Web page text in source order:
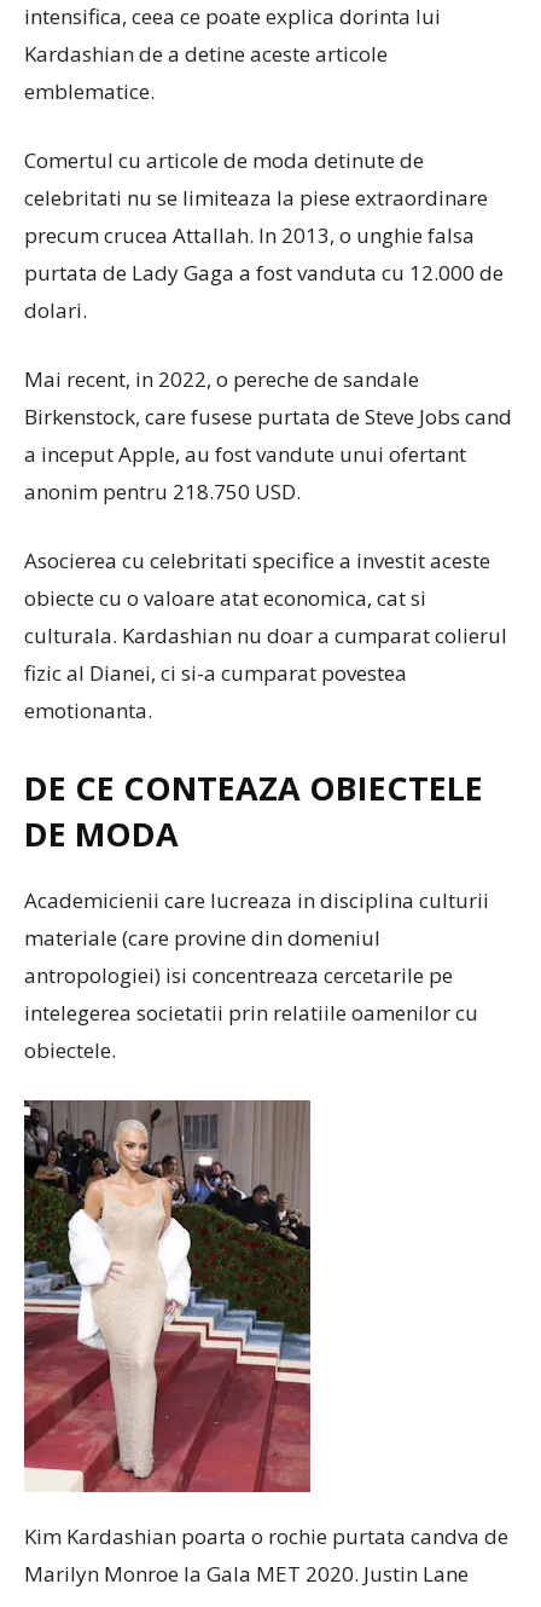
intensifica, ceea ce poate explica dorinta lui
Kardashian de a detine aceste articole
emblematice.
Comertul cu articole de moda detinute de
celebritati nu se limiteaza la piese extraordinare
precum crucea Attallah. In 2013, o unghie falsa
purtata de Lady Gaga a fost vanduta cu 12.000 de
dolari.
Mai recent, in 2022, o pereche de sandale
Birkenstock, care fusese purtata de Steve Jobs cand
a inceput Apple, au fost vandute unui ofertant
anonim pentru 218.750 USD.
Asocierea cu celebritati specifice a investit aceste
obiecte cu o valoare atat economica, cat si
culturala. Kardashian nu doar a cumparat colierul
fizic al Dianei, ci si-a cumparat povestea
emotionanta.
DE CE CONTEAZA OBIECTELE
DE MODA
Academicienii care lucreaza in disciplina culturii
materiale (care provine din domeniul
antropologiei) isi concentreaza cercetarile pe
intelegerea societatii prin relatiile oamenilor cu
obiectele.
Kim Kardashian poarta o rochie purtata candva de
Marilyn Monroe la Gala MET 2020. Justin Lane